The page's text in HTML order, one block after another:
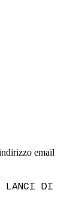
email
LANCI DI